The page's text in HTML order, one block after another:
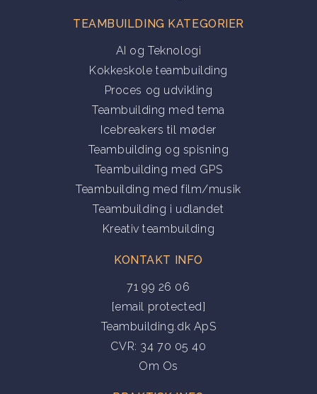
TEAMBUILDING KATEGORIER
AI og Teknologi
Kokkeskole teambuilding
Proces og udvikling
Teambuilding med tema
Icebreakers til møder
Teambuilding og spisning
Teambuilding med GPS
Teambuilding med film/musik
Teambuilding i udlandet
Kreativ teambuilding
KONTAKT INFO
71 99 26 06
[email protected]
Teambuilding.dk ApS
CVR: 34 70 05 40
Om Os